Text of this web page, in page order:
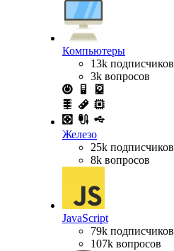
Компьютеры
13k подписчиков
3k вопросов
Железо
25k подписчиков
8k вопросов
JavaScript
79k подписчиков
107k вопросов